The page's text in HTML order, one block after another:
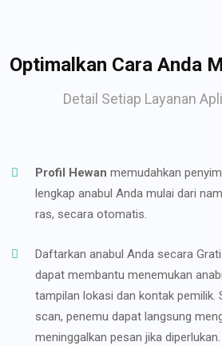
Optimalkan Cara Anda
Detail Setiap Layanan
Profil Hewan memudahkan
lengkap anabul Anda mulai dari
ras, secara otomatis.
Daftarkan anabul Anda secara
dapat membantu menemukan
tampilan lokasi dan kontak pemilik.
scan, penemu dapat langsung
meninggalkan pesan jika diperlukan.